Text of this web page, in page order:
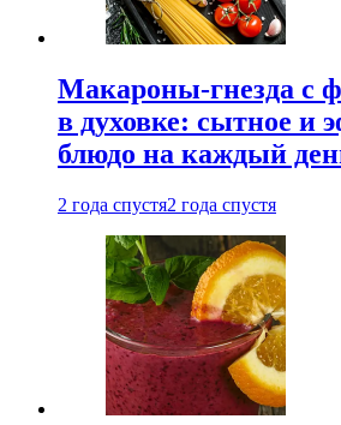
Макароны-гнезда с
в духовке: сытное и
блюдо на каждый
2 года спустя2 года спустя